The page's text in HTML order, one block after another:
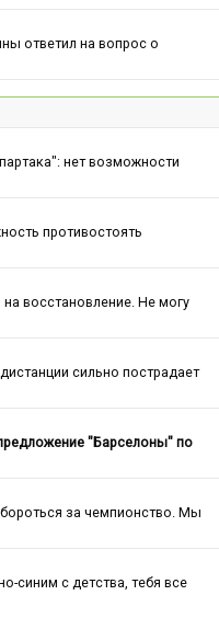
ответил на вопрос о
нет возможности
противостоять
восстановление. Не могу
сильно пострадает
"Барселоны" по
за чемпионство. Мы
синим с детства, тебя все